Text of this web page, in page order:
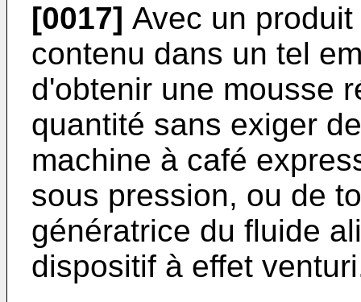
[0017] Avec un
contenu dans un tel
d'obtenir une mousse
quantité sans exiger
machine à café
sous pression, ou de
génératrice du fluide
dispositif à effet